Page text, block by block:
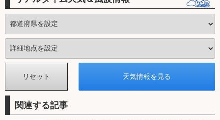
関連する記事